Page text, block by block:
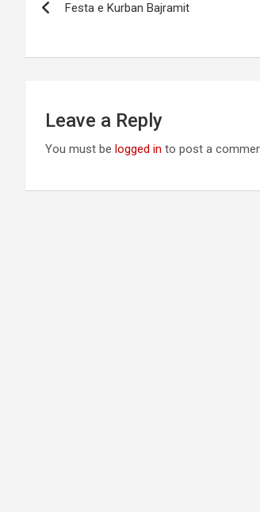
navigation
Festa e Kurban Bajramit
Leave a Reply
You must be logged in to post a